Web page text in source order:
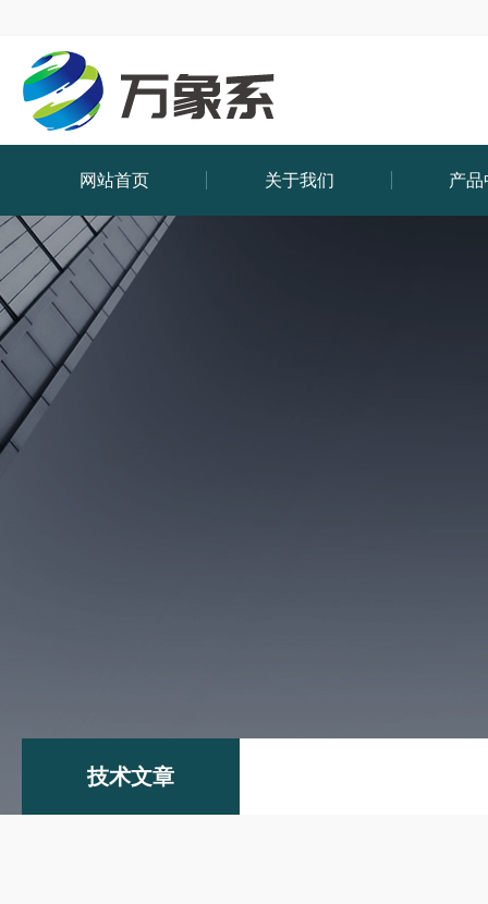
网站首页 关于我们 产品
技术文章